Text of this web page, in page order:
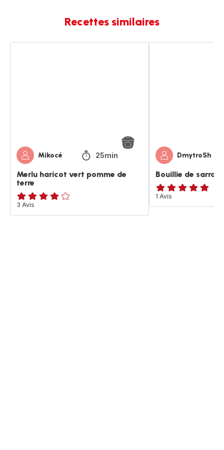
Recettes similaires
Mikocé 25min
Merlu haricot vert pomme de
terre
Avis
4
3 Avis
DmytroSh
Bouillie de
Avis
5
1 Avis